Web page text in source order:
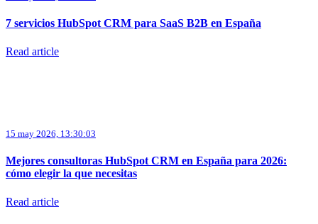
7 servicios HubSpot CRM para SaaS B2B en España
Read article
15 may 2026, 13:30:03
Mejores consultoras HubSpot CRM en España para 2026:
cómo elegir la que necesitas
Read article